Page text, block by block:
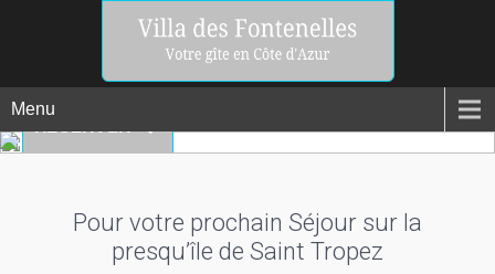
Menu
Pour votre prochain Séjour sur la
presqu’île de Saint Tropez